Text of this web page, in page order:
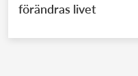
förändras livet